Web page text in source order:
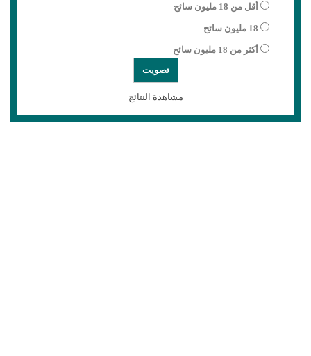
أقل من 18 مليون سائح
18 مليون سائح
أكثر من 18 مليون سائح
مشاهدة النتائج